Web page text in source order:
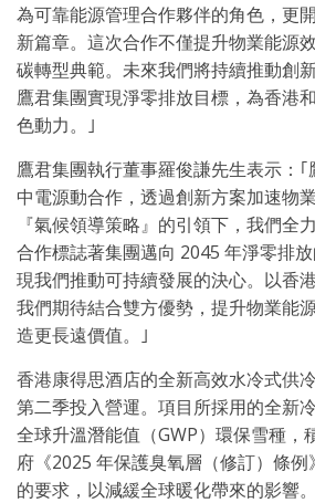
為可靠能源管理合作夥伴的角色，更
新篇章。這次合作不僅提升物業能源
碳轉型典範。未來我們將持續推動創
鷹君集團實現淨零排放目標，為香港
色動力。｣
鷹君集團執行董事羅俊謙先生表示：
中電源動合作，透過創新方案加速物
『氣候領導策略』的引領下，我們全
合作標誌著集團邁向 2045 年淨零排
現我們推動可持續發展的決心。以香
我們期待結合雙方優勢，提升物業能
造更長遠價值。｣
香港康得思酒店的全新高效水冷式供
第二季投入營運。項目所採用的全新
全球升溫潛能值（GWP）環保雪種，
府《2025 年保護臭氧層（修訂）條
的要求，以減緩全球暖化帶來的影響。